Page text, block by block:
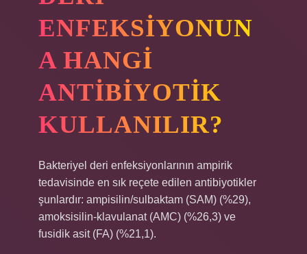
ENFEKSIYONUN
A HANGI
ANTIBIYOTIK
KULLANILIR?
Bakteriyel deri enfeksiyonlarının ampirik
tedavisinde en sık reçete edilen antibiyotikler
şunlardır: ampisilin/sulbaktam (SAM) (%29),
amoksisilin-klavulanat (AMC) (%26,3) ve
fusidik asit (FA) (%21,1).